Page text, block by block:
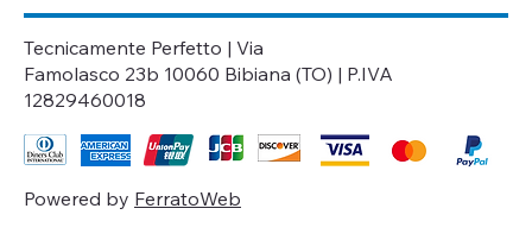
Tecnicamente Perfetto | Via
Famolasco 23b 10060 Bibiana (TO) | P.IVA
12829460018
Powered by FerratoWeb